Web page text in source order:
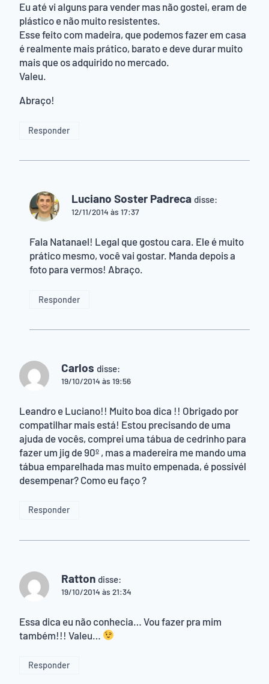
Eu até vi alguns para vender mas não gostei, eram de
plástico e não muito resistentes.
Esse feito com madeira, que podemos fazer em casa
é realmente mais prático, barato e deve durar muito
mais que os adquirido no mercado.
Valeu.
Abraço!
Responder
Luciano Soster Padreca disse:
12/11/2014 às 17:37
Fala Natanael! Legal que gostou cara. Ele é muito
prático mesmo, você vai gostar. Manda depois a
foto para vermos! Abraço.
Responder
Carlos disse:
19/10/2014 às 19:56
Leandro e Luciano!! Muito boa dica !! Obrigado por
compatilhar mais está! Estou precisando de uma
ajuda de vocês, comprei uma tábua de cedrinho para
fazer um jig de 90º , mas a madereira me mando uma
tábua emparelhada mas muito empenada, é possivél
desempenar? Como eu faço ?
Responder
Ratton disse:
19/10/2014 às 21:34
Essa dica eu não conhecia… Vou fazer pra mim
também!!! Valeu…
Responder